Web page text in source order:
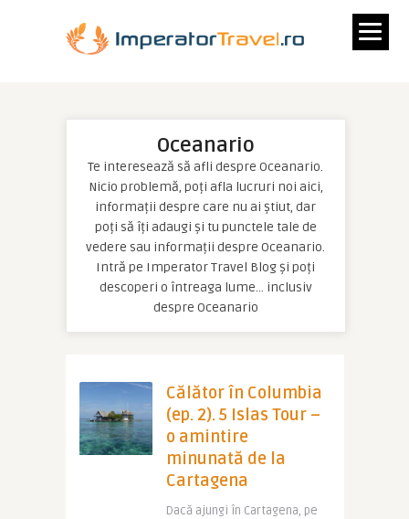
Oceanario
Te interesează să afli despre Oceanario.
Nicio problemă, poți afla lucruri noi aici,
informații despre care nu ai știut, dar
poți să îți adaugi și tu punctele tale de
vedere sau informații despre Oceanario.
Intră pe Imperator Travel Blog și poți
descoperi o întreaga lume… inclusiv
despre Oceanario
Călător în Columbia
(ep. 2). 5 Islas Tour –
o amintire
minunată de la
Cartagena
Dacă ajungi în Cartagena, pe